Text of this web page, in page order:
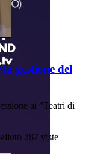
gestione del
ai "Teatri di
287 viste